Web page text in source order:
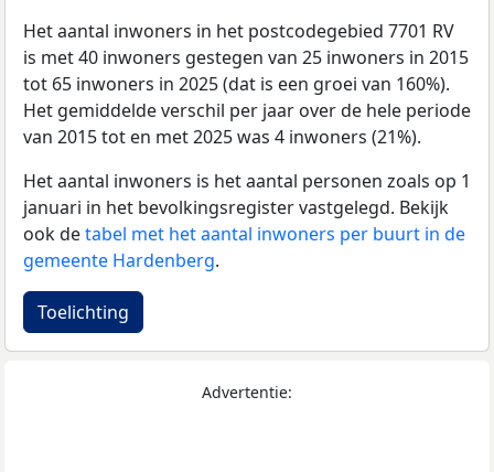
Het aantal inwoners in het postcodegebied 7701 RV
is met 40 inwoners gestegen van 25 inwoners in 2015
tot 65 inwoners in 2025 (dat is een groei van 160%).
Het gemiddelde verschil per jaar over de hele periode
van 2015 tot en met 2025 was 4 inwoners (21%).
Het aantal inwoners is het aantal personen zoals op 1
januari in het bevolkingsregister vastgelegd. Bekijk
ook detabel met het aantal inwoners per buurt in de
gemeente Hardenberg.
Toelichting
Advertentie: